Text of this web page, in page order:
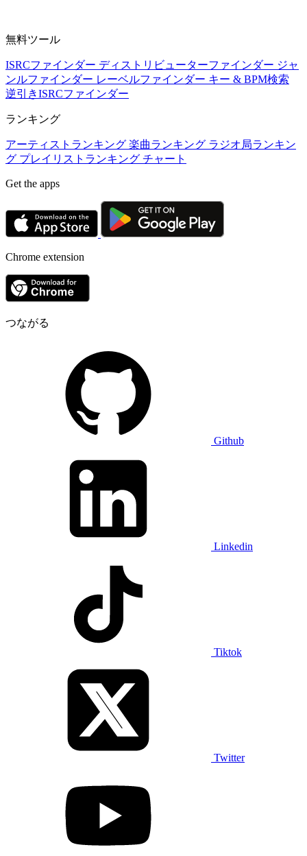
無料ツール
ISRCファインダー ディストリビューターファインダー ジャ
ンルファインダー レーベルファインダー キー & BPM検索
逆引きISRCファインダー
ランキング
アーティストランキング 楽曲ランキング ラジオ局ランキン
グ プレイリストランキング チャート
Get the apps
Chrome extension
つながる
Github
Linkedin
Tiktok
Twitter